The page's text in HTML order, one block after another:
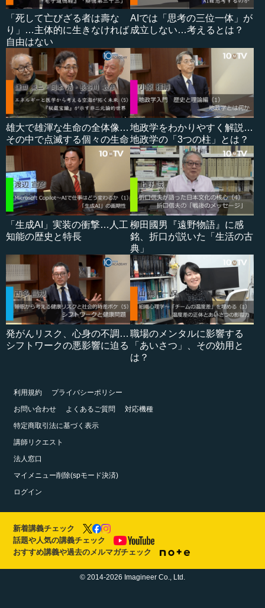
「死して亡びざる者は壽な
り」…主体的に生きなければ
自由はない
AIでは「思考の三位一体」が
成立しない…考えるとは？
雄大で雄渾な生命の全体像…
その中で点滅する個々の生命
地政学をわかりやすく解説…
地政学の「3つの柱」とは？
「生成AI」実装の衝撃…人工
知能の歴史と特長
柳田國男『遠野物語』に感
銘、折口が説いた「生活の古
典」
発がんリスク、心身の不調…
シフトワークの悪影響に迫る
職場のメンタルに影響する
「あいさつ」、その効用と
は？
利用規約
プライバシーポリシー
お問い合わせ
よくあるご質問
対応機種
特定商取引法に基づく表示
講師リクエスト
法人窓口
マイメニュー削除(spモード決済)
ログイン
新着講義チェック
話題や人気の講義チェック
おすすめ講義や過去のメルマガチェック
© 2014-2026 Imagineer Co., Ltd.